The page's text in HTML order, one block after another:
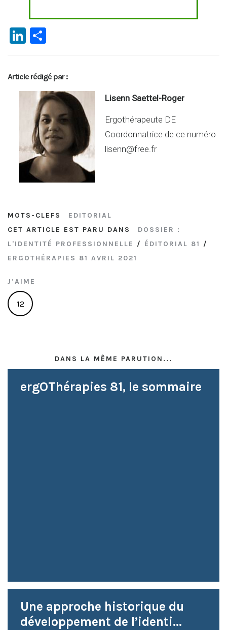
Li
n
ke
dI
ar
ta
g
er
Article rédigé par :
Lisenn Saettel-Roger
Ergothérapeute DE
Coordonnatrice de ce numéro
lisenn@free.fr
MOTS-CLEFS
EDITORIAL
CET ARTICLE EST PARU DANS
DOSSIER :
L'IDENTITÉ PROFESSIONNELLE / ÉDITORIAL 81 /
ERGOTHÉRAPIES 81 AVRIL 2021
J’AIME
12
DANS LA MÊME PARUTION...
ergOThérapies 81, le sommaire
Une approche historique du
développement de l’identi...